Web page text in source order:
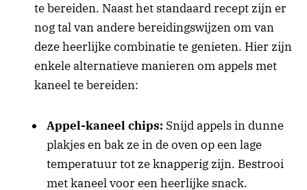
te bereiden. Naast het standaard recept zijn er
nog tal van andere bereidingswijzen om van
deze heerlijke combinatie te genieten. Hier zijn
enkele alternatieve manieren om appels met
kaneel te bereiden:
Appel-kaneel chips: Snijd appels in dunne
plakjes en bak ze in de oven op een lage
temperatuur tot ze knapperig zijn. Bestrooi
met kaneel voor een heerlijke snack.